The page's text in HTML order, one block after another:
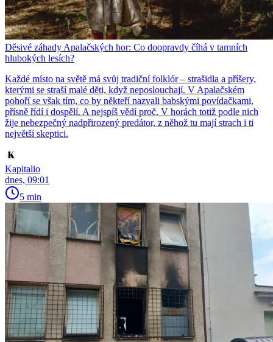
Děsivé záhady Apalačských hor: Co doopravdy číhá v tamních
hlubokých lesích?
Každé místo na světě má svůj tradiční folklór – strašidla a příšery,
kterými se straší malé děti, když neposlouchají. V Apalačském
pohoří se však tím, co by někteří nazvali babskými povídačkami,
přísně řídí i dospělí. A nejspíš vědí proč. V horách totiž podle nich
žije nebezpečný nadpřirozený predátor, z něhož tu mají strach i ti
největší skeptici.
Kapitalio
dnes, 09:01
5 min